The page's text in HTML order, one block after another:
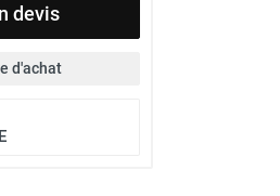
devis
d'achat